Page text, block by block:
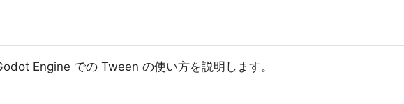
Engine での Tween の使い方を説明します。